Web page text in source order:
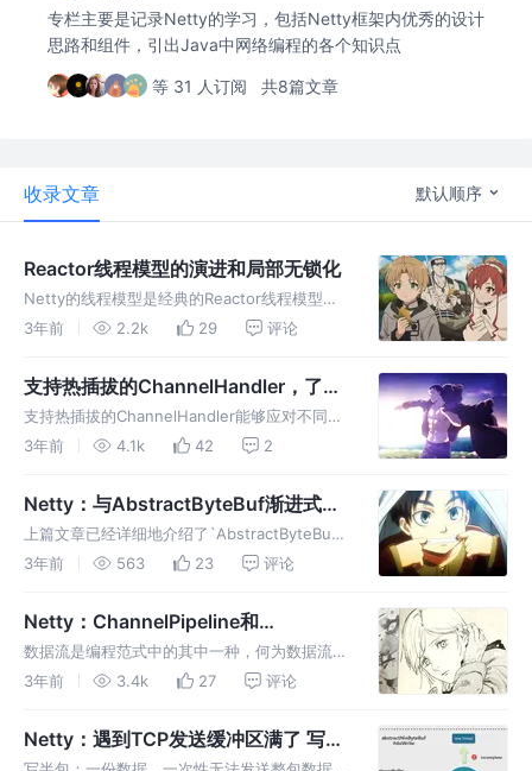
专栏主要是记录Netty的学习，包括Netty框架内优秀的设计
思路和组件，引出Java中网络编程的各个知识点
等 31 人订阅 共8篇文章
收录文章 默认顺序
Reactor线程模型的演进和局部无锁化
Netty的线程模型是经典的Reactor线程模型。
底层的线程模型，才是最大程度上决定系统的性
3年前 2.2k 29 评论
支持热插拔的ChannelHandler，了解
一下
支持热插拔的ChannelHandler能够应对不同场
景定制化，能够在程序运行时动态地去新增或者
3年前 4.1k 42 2
Netty：与AbstractByteBuf渐进式步
进截然不同的扩容规则--
AdaptiveRecvByteBufAllocator
上篇文章已经详细地介绍了`AbstractByteBuf`
写入数据时，会先判断是否需要扩容并且扩容的
就有他的一个子类采取完全相反的方式，背后到
底隐藏了什么细节
3年前 563 23 评论
Netty：ChannelPipeline和
ChannelHandler为什么会鬼混在一
起？
数据流是编程范式中的其中一种，何为数据流?
数据流具有无穷数据源、数据流向的特点，无穷
不知道什么时候会产生数据
3年前 3.4k 27 评论
Netty：遇到TCP发送缓冲区满了 写半